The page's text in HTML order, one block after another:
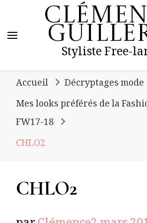
Styliste Free-
Accueil
Décryptages mode
Mes looks préférés de la
FW17-18
CHLO2
CHLO2